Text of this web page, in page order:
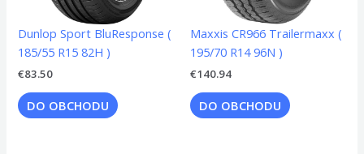
Dunlop Sport BluResponse (
185/55 R15 82H )
€83.50
DO OBCHODU
Maxxis CR966 Trailermaxx (
195/70 R14 96N )
€140.94
DO OBCHODU